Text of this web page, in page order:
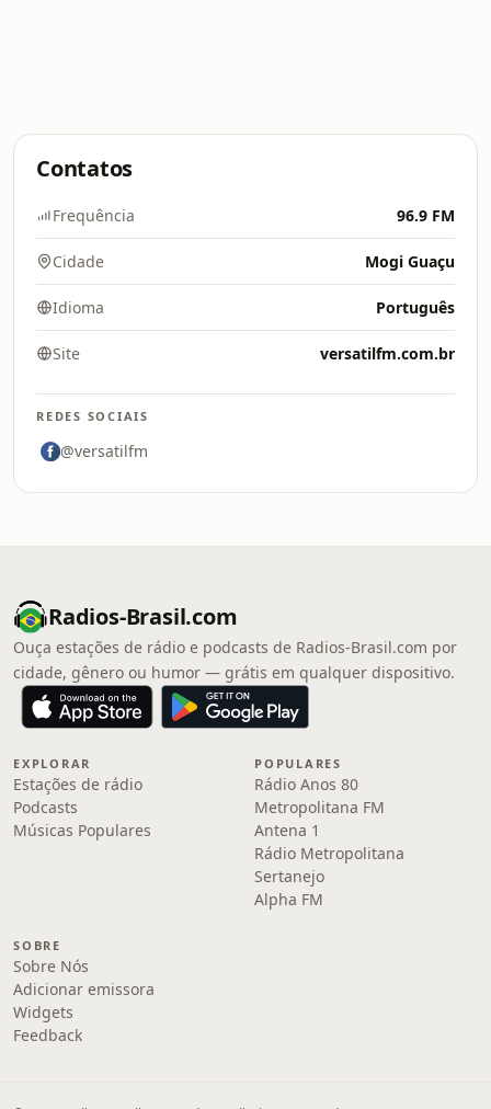
Contatos
Frequência 96.9 FM
Cidade Mogi Guaçu
Idioma Português
Site versatilfm.com.br
REDES SOCIAIS
@versatilfm
Radios-Brasil.com
Ouça estações de rádio e podcasts de Radios-Brasil.com por
cidade, gênero ou humor — grátis em qualquer dispositivo.
EXPLORAR
Estações de rádio
Podcasts
Músicas Populares
POPULARES
Rádio Anos 80
Metropolitana FM
Antena 1
Rádio Metropolitana
Sertanejo
Alpha FM
SOBRE
Sobre Nós
Adicionar emissora
Widgets
Feedback